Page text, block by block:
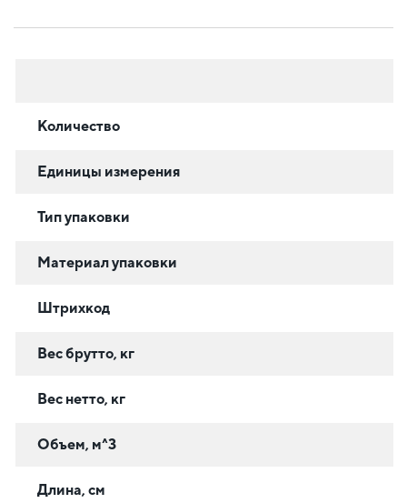
Количество
Единицы измерения
Тип упаковки
Материал упаковки
Штрихкод
Вес брутто, кг
Вес нетто, кг
Объем, м^3
Длина, см